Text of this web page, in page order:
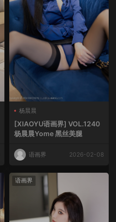
杨晨晨
[XIAOYU语画界] VOL.1240
杨晨晨Yome 黑丝美腿
语画界 2026-02-08
语画界